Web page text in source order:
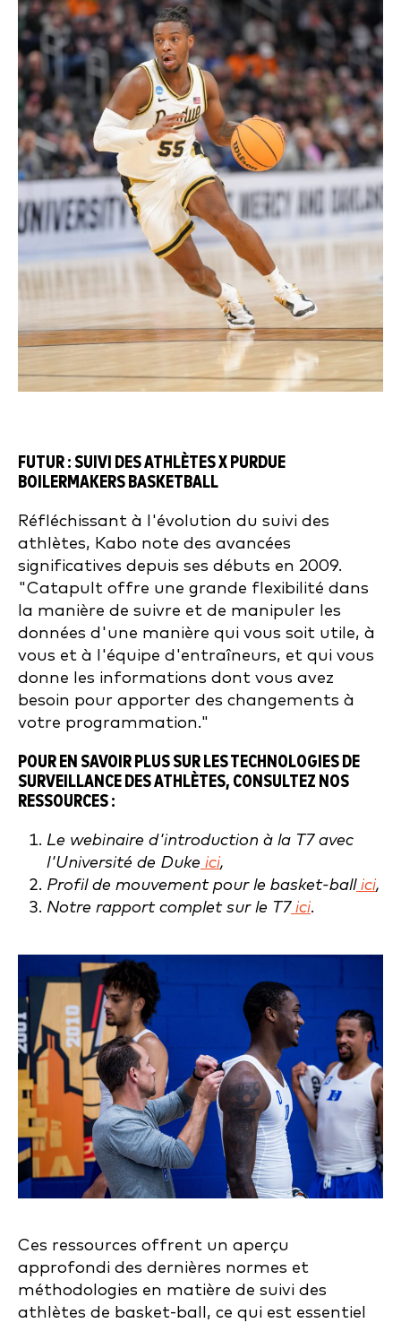
FUTUR : SUIVI DES ATHLÈTES X PURDUE
BOILERMAKERS BASKETBALL
Réfléchissant à l'évolution du suivi des
athlètes, Kabo note des avancées
significatives depuis ses débuts en 2009.
"Catapult offre une grande flexibilité dans
la manière de suivre et de manipuler les
données d'une manière qui vous soit utile, à
vous et à l'équipe d'entraîneurs, et qui vous
donne les informations dont vous avez
besoin pour apporter des changements à
votre programmation."
POUR EN SAVOIR PLUS SUR LES TECHNOLOGIES DE
SURVEILLANCE DES ATHLÈTES, CONSULTEZ NOS
RESSOURCES :
Le webinaire d'introduction à la T7 avec
l'Université de Duke ici,
Profil de mouvement pour le basket-ballici,
Notre rapport complet sur le T7ici.
Ces ressources offrent un aperçu
approfondi des dernières normes et
méthodologies en matière de suivi des
athlètes de basket-ball, ce qui est essentiel